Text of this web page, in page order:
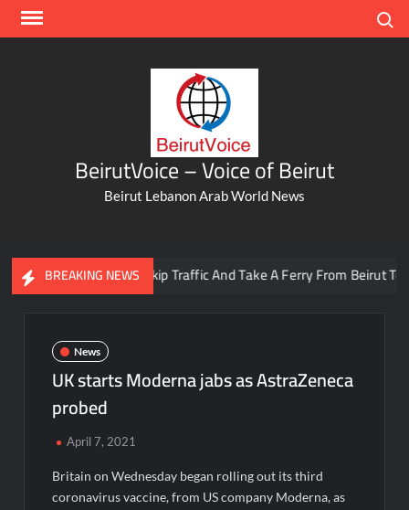
Skip
BeirutVoice – Voice of Beirut
Beirut Lebanon Arab World News
BREAKING NEWS
You Can Now Skip Traffic And Take A Ferry From Beirut To
News
UK starts Moderna jabs as AstraZeneca
probed
April 7, 2021
Britain on Wednesday began rolling out its third
coronavirus vaccine, from US company Moderna, as